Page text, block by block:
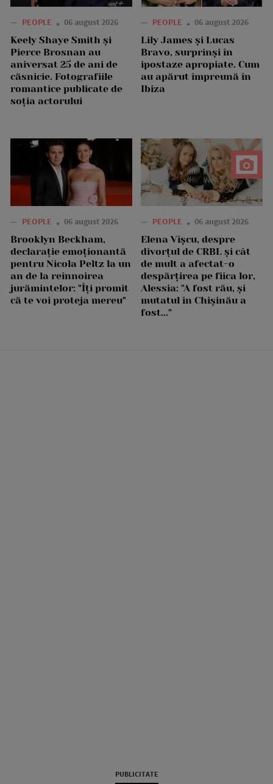
— PEOPLE 06 august 2026
Keely Shaye Smith și
Pierce Brosnan au
aniversat 25 de ani de
căsnicie. Fotografiile
romantice publicate de
soția actorului
— PEOPLE 06 august 2026
Lily James și Lucas
Bravo, surprinși în
ipostaze apropiate. Cum
au apărut împreună în
Ibiza
— PEOPLE 06 august 2026
Brooklyn Beckham,
declarație emoționantă
pentru Nicola Peltz la un
an de la reînnoirea
jurămintelor: "Îți promit
că te voi proteja mereu"
— PEOPLE 06 august 2026
Elena Vîșcu, despre
divorțul de CRBL și cât
de mult a afectat-o
despărțirea pe fiica lor,
Alessia: "A fost rău, și
mutatul în Chișinău a
fost..."
PUBLICITATE